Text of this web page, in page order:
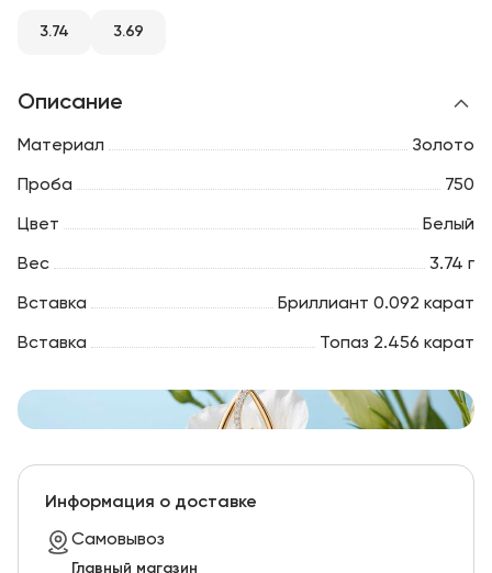
3.74 3.69
Описание
Материал Золото
Проба 750
Цвет Белый
Вес 3.74 г
Вставка Бриллиант 0.092 карат
Вставка Топаз 2.456 карат
Информация о доставке
Самовывоз
Главный магазин